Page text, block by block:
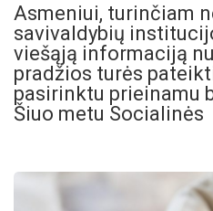
Asmeniui, turinčiam
savivaldybių
viešąją informaciją
pradžios turės
pasirinktu prieinamu
Šiuo metu Socialinės